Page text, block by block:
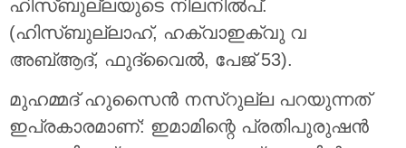
ഹിസ്ബുല്ലയുടെ നിലനിൽപ്.
(ഹിസ്ബുല്ലാഹ്, ഹക്വാഇക്വു വ
അബ്ആദ്, ഫുദ്വൈൽ, പേജ് 53).
മുഹമ്മദ് ഹുസൈൻ നസ്‌റുല്ല പറയുന്നത്
ഇപ്രകാരമാണ്: ഇമാമിന്റെ പ്രതിപുരുഷൻ